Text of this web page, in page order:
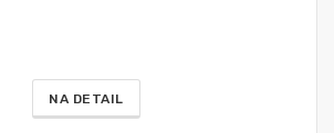
NA DETAIL